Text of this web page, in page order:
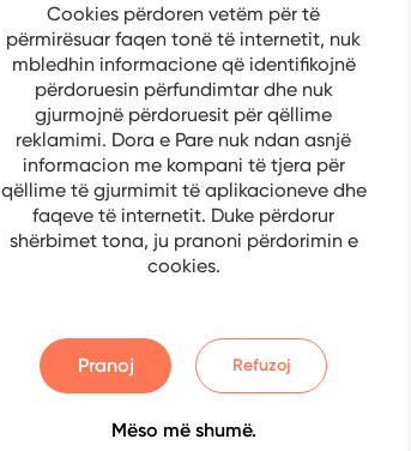
Cookies përdoren vetëm për të
përmirësuar faqen tonë të internetit, nuk
mbledhin informacione që identifikojnë
përdoruesin përfundimtar dhe nuk
gjurmojnë përdoruesit për qëllime
reklamimi. Dora e Pare nuk ndan asnjë
informacion me kompani të tjera për
qëllime të gjurmimit të aplikacioneve dhe
faqeve të internetit. Duke përdorur
shërbimet tona, ju pranoni përdorimin e
cookies.
Pranoj Refuzoj
Mëso më shumë.